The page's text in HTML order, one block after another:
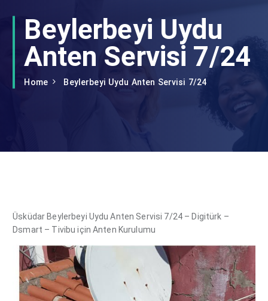
Beylerbeyi Uydu
Anten Servisi 7/24
Home Beylerbeyi Uydu Anten Servisi 7/24
Üsküdar Beylerbeyi Uydu Anten Servisi 7/24 – Digitürk –
Dsmart – Tivibu için Anten Kurulumu